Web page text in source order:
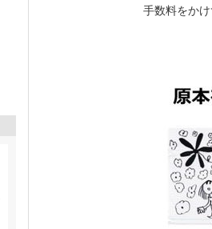
手数料をか